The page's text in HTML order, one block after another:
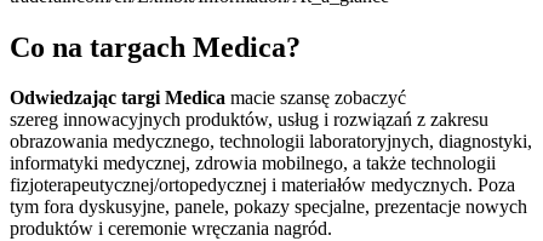
Co na targach Medica?
Odwiedzając targi Medica macie szansę zobaczyć
szereg innowacyjnych produktów, usług i rozwiązań z zakresu
obrazowania medycznego, technologii laboratoryjnych, diagnostyki,
informatyki medycznej, zdrowia mobilnego, a także technologii
fizjoterapeutycznej/ortopedycznej i materiałów medycznych. Poza
tym fora dyskusyjne, panele, pokazy specjalne, prezentacje nowych
produktów i ceremonie wręczania nagród.